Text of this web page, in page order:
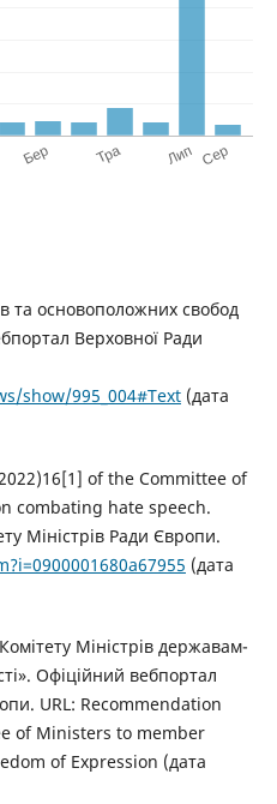
та основоположних свобод
Верховної Ради
show/995_004#Text(дата
of the Committee of
combating hate speech.
Міністрів Ради Європи.
(дата
Міністрів державам-
Офіційний вебпортал
URL: Recommendation
of Ministers to member
of Expression (дата